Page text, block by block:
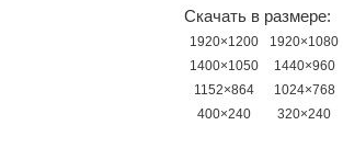
Скачать в размере:
1920×1200 1920×1080
1400×1050
1440×960
1152×864
1024×768
400×240
320×240